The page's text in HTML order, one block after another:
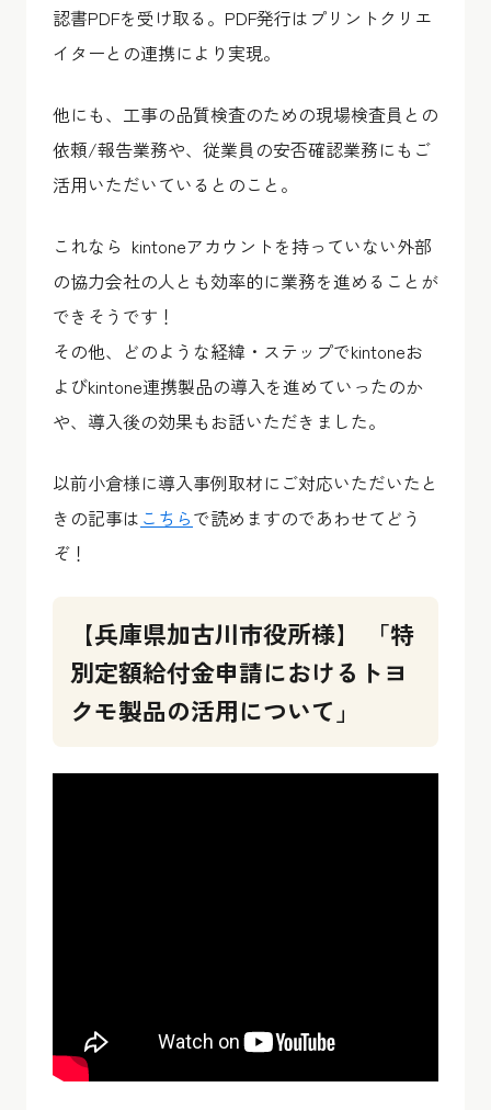
認書PDFを受け取る。PDF発行はプリントクリエ
イターとの連携により実現。
他にも、 工事の品質検査のための現場検査員との
依頼/報告業務や、 従業員の安否確認業務にもご
活用いただいているとのこと。
これなら kintoneアカウントを持っていない外部
の協力会社の人とも効率的に業務を進めることが
できそうです！
その他、
どのような経緯・ステップでkintoneお
よびkintone連携製品の導入を進めていったのか
や、 導入後の効果もお話いただきました。
以前小倉様に導入事例取材にご対応いただいたと
きの記事は こちらで読めますのであわせてどう
ぞ！
【兵庫県加古川市役所様】 「特
別定額給付金申請におけるトヨ
クモ製品の活用について」